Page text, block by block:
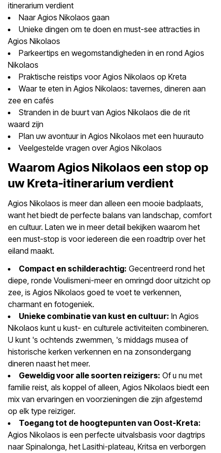
itinerarium verdient
Naar Agios Nikolaos gaan
Unieke dingen om te doen en must-see attracties in
Agios Nikolaos
Parkeertips en wegomstandigheden in en rond Agios
Nikolaos
Praktische reistips voor Agios Nikolaos op Kreta
Waar te eten in Agios Nikolaos: tavernes, dineren aan
zee en cafés
Stranden in de buurt van Agios Nikolaos die de rit
waard zijn
Plan uw avontuur in Agios Nikolaos met een huurauto
Veelgestelde vragen over Agios Nikolaos
Waarom Agios Nikolaos een stop op
uw Kreta-itinerarium verdient
Agios Nikolaos is meer dan alleen een mooie badplaats,
want het biedt de perfecte balans van landschap, comfort
en cultuur. Laten we in meer detail bekijken waarom het
een must-stop is voor iedereen die een roadtrip over het
eiland maakt.
Compact en schilderachtig: Gecentreerd rond het
diepe, ronde Voulismeni-meer en omringd door uitzicht op
zee, is Agios Nikolaos goed te voet te verkennen,
charmant en fotogeniek.
Unieke combinatie van kust en cultuur: In Agios
Nikolaos kunt u kust- en culturele activiteiten combineren.
U kunt 's ochtends zwemmen, 's middags musea of
historische kerken verkennen en na zonsondergang
dineren naast het meer.
Geweldig voor alle soorten reizigers: Of u nu met
familie reist, als koppel of alleen, Agios Nikolaos biedt een
mix van ervaringen en voorzieningen die zijn afgestemd
op elk type reiziger.
Toegang tot de hoogtepunten van Oost-Kreta:
Agios Nikolaos is een perfecte uitvalsbasis voor dagtrips
naar Spinalonga, het Lasithi-plateau, Kritsa en verborgen